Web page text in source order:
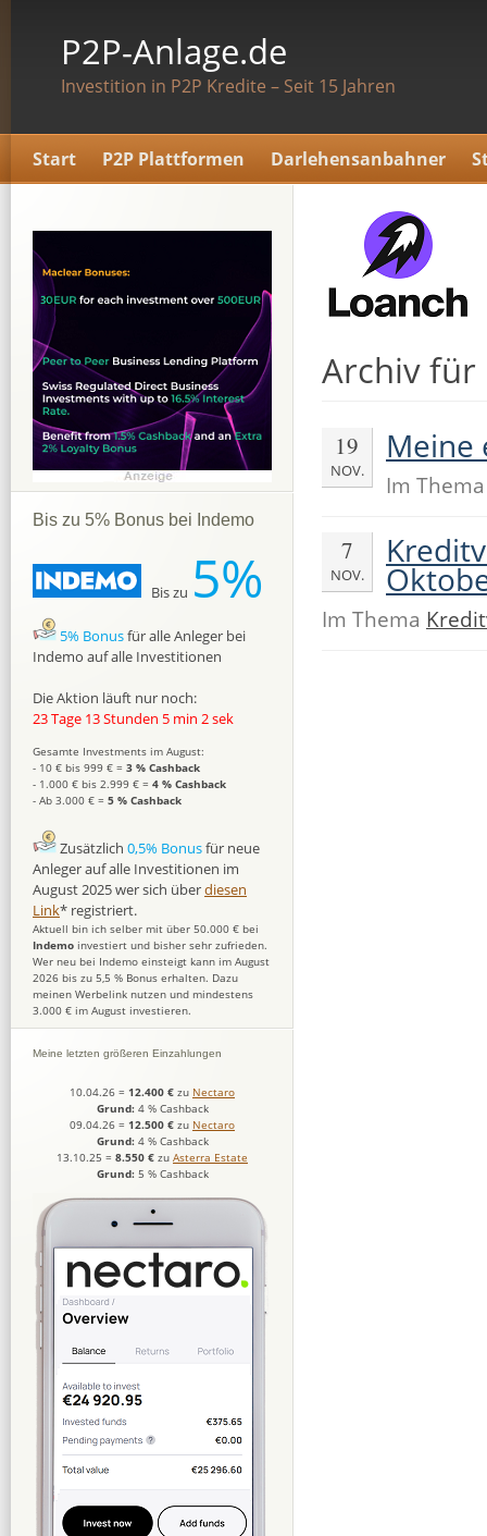
P2P-Anlage.de
Investition in P2P Kredite – Seit 15 Jahren
Start P2P Plattformen Darlehensanbahner
Archiv für
19
NOV.
Meine
Im
7
NOV.
Im Thema
Bis zu 5% Bonus bei Indemo
Bis zu 5%
5% Bonusfür alle Anleger bei
Indemo auf alle Investitionen
Die Aktion läuft nur noch:
23 Tage 13 Stunden 5 min 1 sek
Gesamte Investments im August:
- 10 € bis 999 € = 3 % Cashback
- 1.000 € bis 2.999 € = 4 % Cashback
- Ab 3.000 € = 5 % Cashback
Zusätzlich 0,5% Bonusfür neue
Anleger auf alle Investitionen im
August 2025 wer sich überdiesen
Link* registriert.
Aktuell bin ich selber mit über 50.000 € bei
Indemo investiert und bisher sehr zufrieden.
Wer neu bei Indemo einsteigt kann im August
2026 bis zu 5,5 % Bonus erhalten. Dazu
meinen Werbelink nutzen und mindestens
3.000 € im August investieren.
Meine letzten größeren Einzahlungen
10.04.26 = 12.400 € zu Nectaro
Grund: 4 % Cashback
09.04.26 = 12.500 € zu Nectaro
Grund: 4 % Cashback
13.10.25 = 8.550 € zu Asterra Estate
Grund: 5 % Cashback